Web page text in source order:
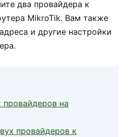
два провайдера к
MikroTik. Вам также
и другие настройки
провайдеров на
провайдеров к